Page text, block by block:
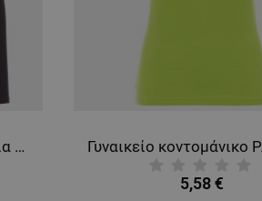
Μπλουζάκι με μακριά μανίκια PAYPER PINETA BLACK
5,58 €